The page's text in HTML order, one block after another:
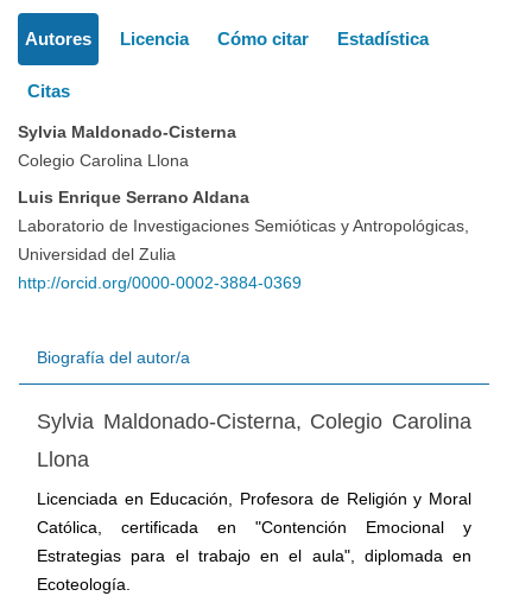
del
Autores Licencia Cómo citar Estadística
Citas
Sylvia Maldonado-Cisterna
Colegio Carolina Llona
Luis Enrique Serrano Aldana
Laboratorio de Investigaciones Semióticas y Antropológicas,
Universidad del Zulia
http://orcid.org/0000-0002-3884-0369
Biografía del autor/a
Sylvia Maldonado-Cisterna, Colegio Carolina
Llona
Licenciada en Educación, Profesora de Religión y Moral
Católica, certificada en "Contención Emocional y
Estrategias para el trabajo en el aula", diplomada en
Ecoteología.